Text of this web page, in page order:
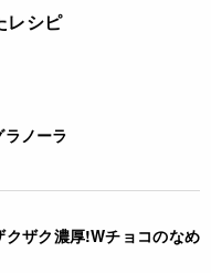
プを同量使うと新しいい
、1リットル以上の耐
用ください。
火加熱をご利用くださ
レシピ
ノーラ
クザク濃厚!Wチョコのなめ